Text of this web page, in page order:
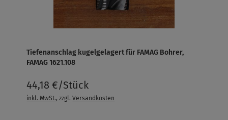
Tiefenanschlag kugelgelagert für FAMAG Bohrer,
FAMAG 1621.108
44,18 €/Stück
inkl. MwSt., zzgl.Versandkosten